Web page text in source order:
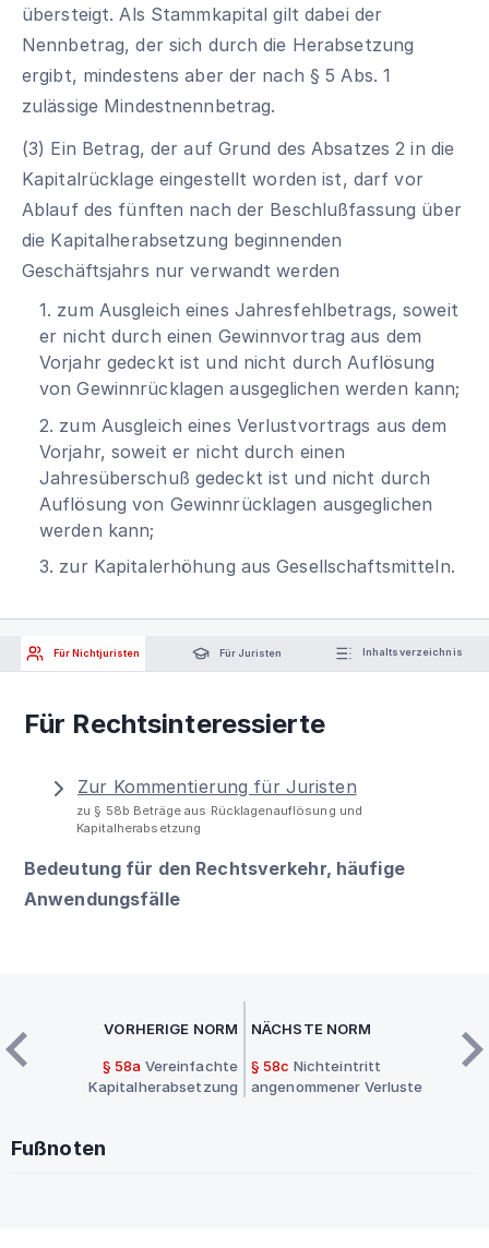
übersteigt. Als Stammkapital gilt dabei der
Nennbetrag, der sich durch die Herabsetzung
ergibt, mindestens aber der nach § 5 Abs. 1
zulässige Mindestnennbetrag.
(3) Ein Betrag, der auf Grund des Absatzes 2 in die
Kapitalrücklage eingestellt worden ist, darf vor
Ablauf des fünften nach der Beschlußfassung über
die Kapitalherabsetzung beginnenden
Geschäftsjahrs nur verwandt werden
1. zum Ausgleich eines Jahresfehlbetrags, soweit
er nicht durch einen Gewinnvortrag aus dem
Vorjahr gedeckt ist und nicht durch Auflösung
von Gewinnrücklagen ausgeglichen werden kann;
2. zum Ausgleich eines Verlustvortrags aus dem
Vorjahr, soweit er nicht durch einen
Jahresüberschuß gedeckt ist und nicht durch
Auflösung von Gewinnrücklagen ausgeglichen
werden kann;
3. zur Kapitalerhöhung aus Gesellschaftsmitteln.
Für Nichtjuristen Für Juristen Inhaltsverzeichnis
Für Rechtsinteressierte
Zur Kommentierung für Juristen
zu § 58b Beträge aus Rücklagenauflösung und
Kapitalherabsetzung
Bedeutung für den Rechtsverkehr, häufige
Anwendungsfälle
VORHERIGE NORM
§ 58a Vereinfachte
Kapitalherabsetzung
NÄCHSTE NORM
§ 58c Nichteintritt
angenommener Verluste
Fußnoten